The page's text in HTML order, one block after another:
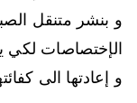
و بنشر متنقل
الإختصاصات لكي
و إعادتها الى